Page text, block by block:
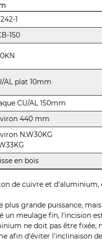
1
150
AL plat 10mm
CU/AL 150mm
440 mm
N.W30KG
en bois
de cuivre et
grande puissance,
un meulage fin, l'incision
ne doit pas être
afin d'éviter l'inclinaison